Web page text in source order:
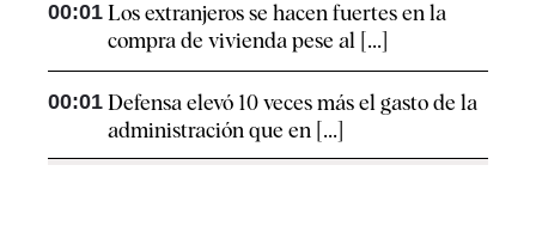
00:01 Los extranjeros se hacen fuertes en la
compra de vivienda pese al [...]
00:01 Defensa elevó 10 veces más el gasto de la
administración que en [...]